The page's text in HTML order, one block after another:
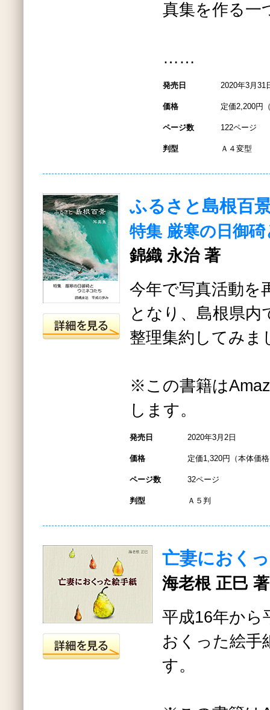
真集を作る一
……
発売日 2020年3月31
価格 定価2,200円
ページ数 122ページ
判型 Ａ４変型
ふるさと島根百
特集 厳寒の日御
錦織 永治 著
今年で写真活動を
となり、島根県内
整理集約してみま
※この書籍は
します。
発売日 2020年3月2日
価格 定価1,320円（本体価
ページ数 32ページ
判型 Ａ５判
亡妻におく
海老根 正巳 著
平成16年から
おくった絵手
す。